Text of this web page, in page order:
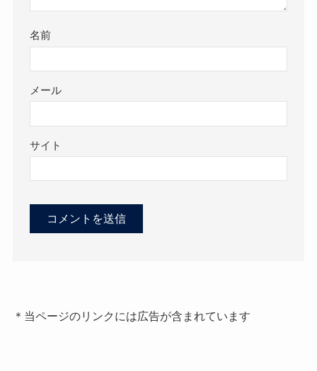
名前
メール
サイト
＊当ページのリンクには広告が含まれています